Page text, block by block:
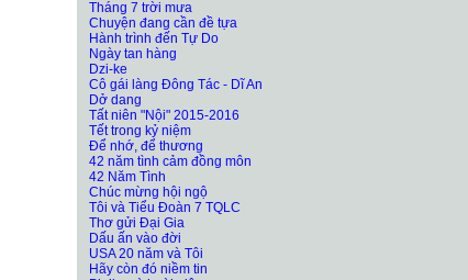
Tháng 7 trời mưa
Chuyện đang cần đề tựa
Hành trình đến Tự Do
Ngày tan hàng
Dzi-ke
Cô gái làng Đông Tác - Dĩ An
Dở dang
Tất niên "Nội" 2015-2016
Tết trong kỷ niệm
Để nhớ, để thương
42 năm tình cảm đồng môn
42 Năm Tình
Chúc mừng hội ngộ
Tôi và Tiểu Đoàn 7 TQLC
Thơ gửi Đại Gia
Dấu ấn vào đời
USA 20 năm và Tôi
Hãy còn đó niềm tin